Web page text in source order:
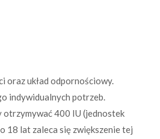
oraz układ odpornościowy.
indywidualnych potrzeb.
otrzymywać 400 IU (jednostek
18 lat zaleca się zwiększenie tej